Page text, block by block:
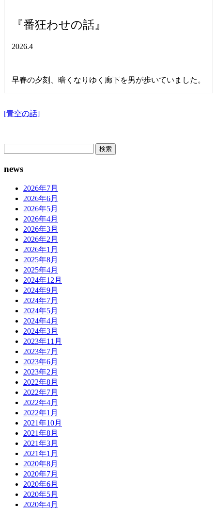
『番狂わせの話』
2026.4
早春の夕刻、暗くなりゆく廊下を男が歩いていました。
です。
先刻切れた電球は男が明日にでも買いに行く心算だと。
女中は表情を変えず、短く礼を言っただけでした。
男には、不可解な思いが残っていました。
女中が、この玄関から廊下を左に曲がった場所に点いて
いた電球、つまり彼女に見えていない電球が切れると言
ったからです。
切れる寸前のおかしな間合いの点滅なども見られないま
ま、女中が切れると言った少しあとに確かに切れたので
す。
なぜ切れることがわかったのか。尋ねられたまま女中は
何も言いません。
男はいい機会と思ったのか、今ひとつの疑問を口にしま
した。
一ヶ月ほど前、女中がこの家屋の前にいるとき、萱島と
いう編集者が来ると言いました。
男は庭先に居り、ほどなく女中の傍らに近寄ったのです
が、そのときですら未だ編集者の姿は見えていませんで
した。
少しして、事の次第を女中に尋ねようとした頃合いに、
漸く彼の姿が向こうの角を曲がって現れたのです。
なぜ萱島くんが来るのがわかったのか。今になって尋ね
られた女中は無言です。
男はその少し前、女中に言われ棚の上の植木鉢を床に下
ろしたその日の夕方
地震があったことにも触れました。
[青空の話]
news
2026年7月
2026年6月
2026年5月
2026年4月
2026年3月
2026年2月
2026年1月
2025年8月
2025年4月
2024年12月
2024年9月
2024年7月
2024年5月
2024年4月
2024年3月
2023年11月
2023年7月
2023年6月
2023年2月
2022年8月
2022年7月
2022年4月
2022年1月
2021年10月
2021年8月
2021年3月
2021年1月
2020年8月
2020年7月
2020年6月
2020年5月
2020年4月